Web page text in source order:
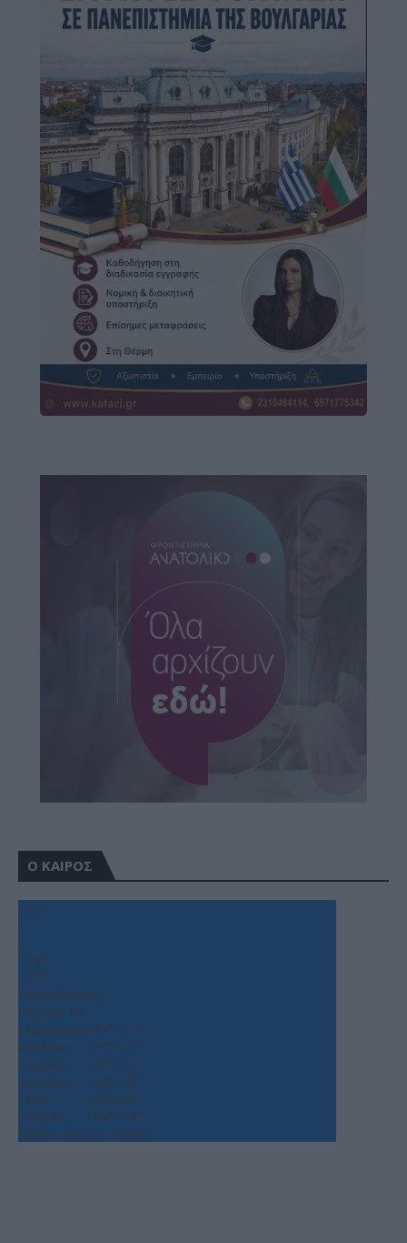
Ο ΚΑΙΡΟΣ
+33
°
C
+34°
+25°
Θεσσαλονίκη
Πέμπτη, 06
Παρασκευή+37°+26°
Σάββατο
+37°+25°
Κυριακή
+36°+27°
Δευτέρα
+34°+26°
Τρίτη
+36°+24°
Τετάρτη
+36°+24°
Πρόγνωση για 7 μέρες